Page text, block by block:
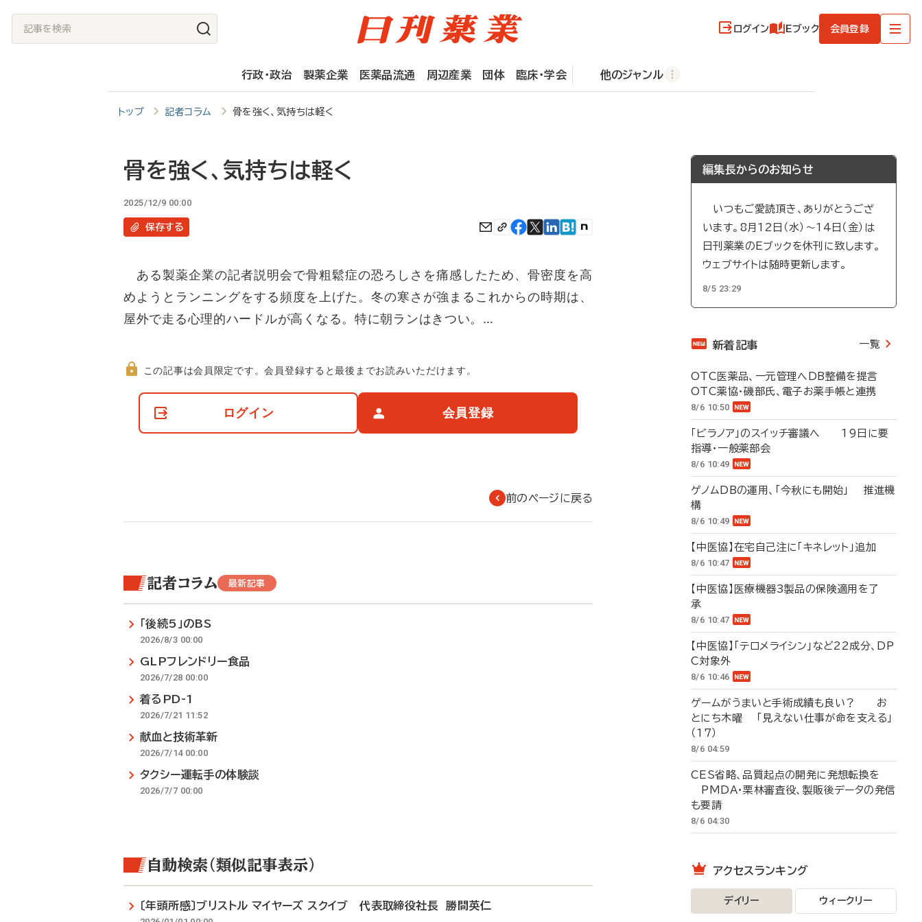
記
事
ログイン Eブック 会員登録
行政・政治 製薬企業 医薬品流通 周辺産業 団体 臨床・学会 他のジャンル
トップ 記者コラム 骨を強く、気持ちは軽く
骨を強く、気持ちは軽く
2025/12/9 00:00
保存する
ある製薬企業の記者説明会で骨粗鬆症の恐ろしさを痛感したため、骨密度を高
めようとランニングをする頻度を上げた。冬の寒さが強まるこれからの時期は、
屋外で走る心理的ハードルが高くなる。特に朝ランはきつい。…
て
この記事は会員限定です。会員登録すると最後までお読みいただけます。
ログイン 会員登録
前のページに戻る
記者コラム 最新記事
「後続5」のBS
2026/8/3 00:00
GLPフレンドリー食品
2026/7/28 00:00
着るPD-1
2026/7/21 11:52
献血と技術革新
2026/7/14 00:00
タクシー運転手の体験談
2026/7/7 00:00
自動検索（類似記事表示）
〔年頭所感〕ブリストル マイヤーズ スクイブ 代表取締役社長 勝間英仁
編集長からのお知らせ
いつもご愛読頂き、ありがとうござ
います。8月12日（水）～14日（金）は
日刊薬業のEブックを休刊に致します。
ウェブサイトは随時更新します。
8/5 23:29
新着記事 一覧
OTC医薬品、一元管理へDB整備を提言
OTC薬協・磯部氏、電子お薬手帳と連携
8/6 10:50
「ビラノア」のスイッチ審議へ 19日に要
指導・一般薬部会
8/6 10:49
ゲノムDBの運用、「今秋にも開始」 推進機
構
8/6 10:49
【中医協】在宅自己注に「キネレット」追加
8/6 10:47
【中医協】医療機器3製品の保険適用を了
承
8/6 10:47
【中医協】「テロメライシン」など22成分、DP
C対象外
8/6 10:46
ゲームがうまいと手術成績も良い？ お
とにち木曜 「見えない仕事が命を支える」
（17）
8/6 04:59
CES省略、品質起点の開発に発想転換を
PMDA・栗林審査役、製販後データの発信
も要請
8/6 04:30
アクセスランキング
デイリー ウィークリー